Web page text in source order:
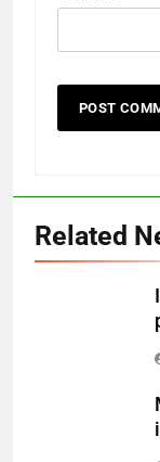
Related